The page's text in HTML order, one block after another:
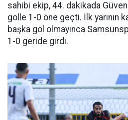
sahibi ekip, 44. dakikada Güven
golle 1-0 öne geçti. İlk yarının
başka gol olmayınca
1-0 geride girdi.